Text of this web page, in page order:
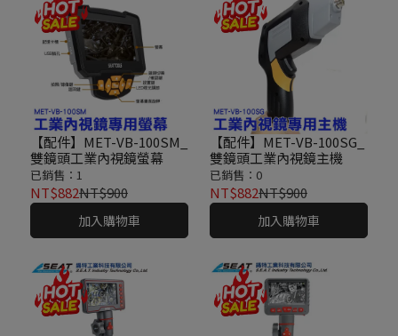
【配件】MET-VB-100SM_
雙鏡頭工業內視鏡螢幕
已銷售：1
NT$882NT$900
加入購物車
【配件】MET-VB-100SG_
雙鏡頭工業內視鏡主機
已銷售：0
NT$882NT$900
加入購物車